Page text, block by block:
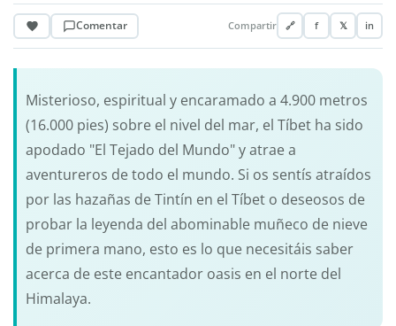
Comentar Compartir 🔗 f 𝕏 in
Misterioso, espiritual y encaramado a 4.900 metros
(16.000 pies) sobre el nivel del mar, el Tíbet ha sido
apodado "El Tejado del Mundo" y atrae a
aventureros de todo el mundo. Si os sentís atraídos
por las hazañas de Tintín en el Tíbet o deseosos de
probar la leyenda del abominable muñeco de nieve
de primera mano, esto es lo que necesitáis saber
acerca de este encantador oasis en el norte del
Himalaya.